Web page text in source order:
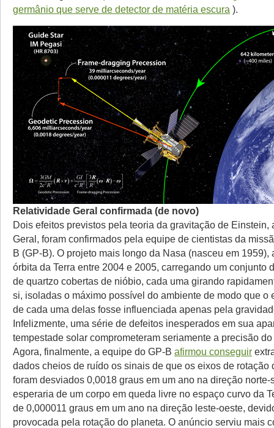
germânio que serve de detector de matéria escura ).
Relatividade Geral confirmada (de novo)
Dois efeitos previstos pela teoria da gravitação de Einstein,
Geral, foram confirmados pela equipe de cientistas da
B (GP-B). O projeto mais longo da Nasa (nasceu em 1959),
órbita da Terra entre 2004 e 2005, carregando um conjunto
de quartzo cobertas de nióbio, cada uma girando
si, isoladas o máximo possível do ambiente de modo que o
de cada uma delas fosse influenciada apenas pela
Infelizmente, uma série de defeitos inesperados em sua
tempestade solar comprometeram seriamente a precisão
Agora, finalmente, a equipe do GP-B afirmou conseguir
dados cheios de ruído os sinais de que os eixos de rotação
foram desviados 0,0018 graus em um ano na direção norte-
esperaria de um corpo em queda livre no espaço curvo da
de 0,000011 graus em um ano na direção leste-oeste,
provocada pela rotação do planeta. O anúncio serviu mais